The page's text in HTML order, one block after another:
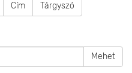
Cím Tárgyszó
Mehet